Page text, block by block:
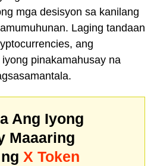
mga desisyon sa kanilang
Laging tandaan
ang
pinakamahusay na
Ang Iyong
Maaaring
X Token